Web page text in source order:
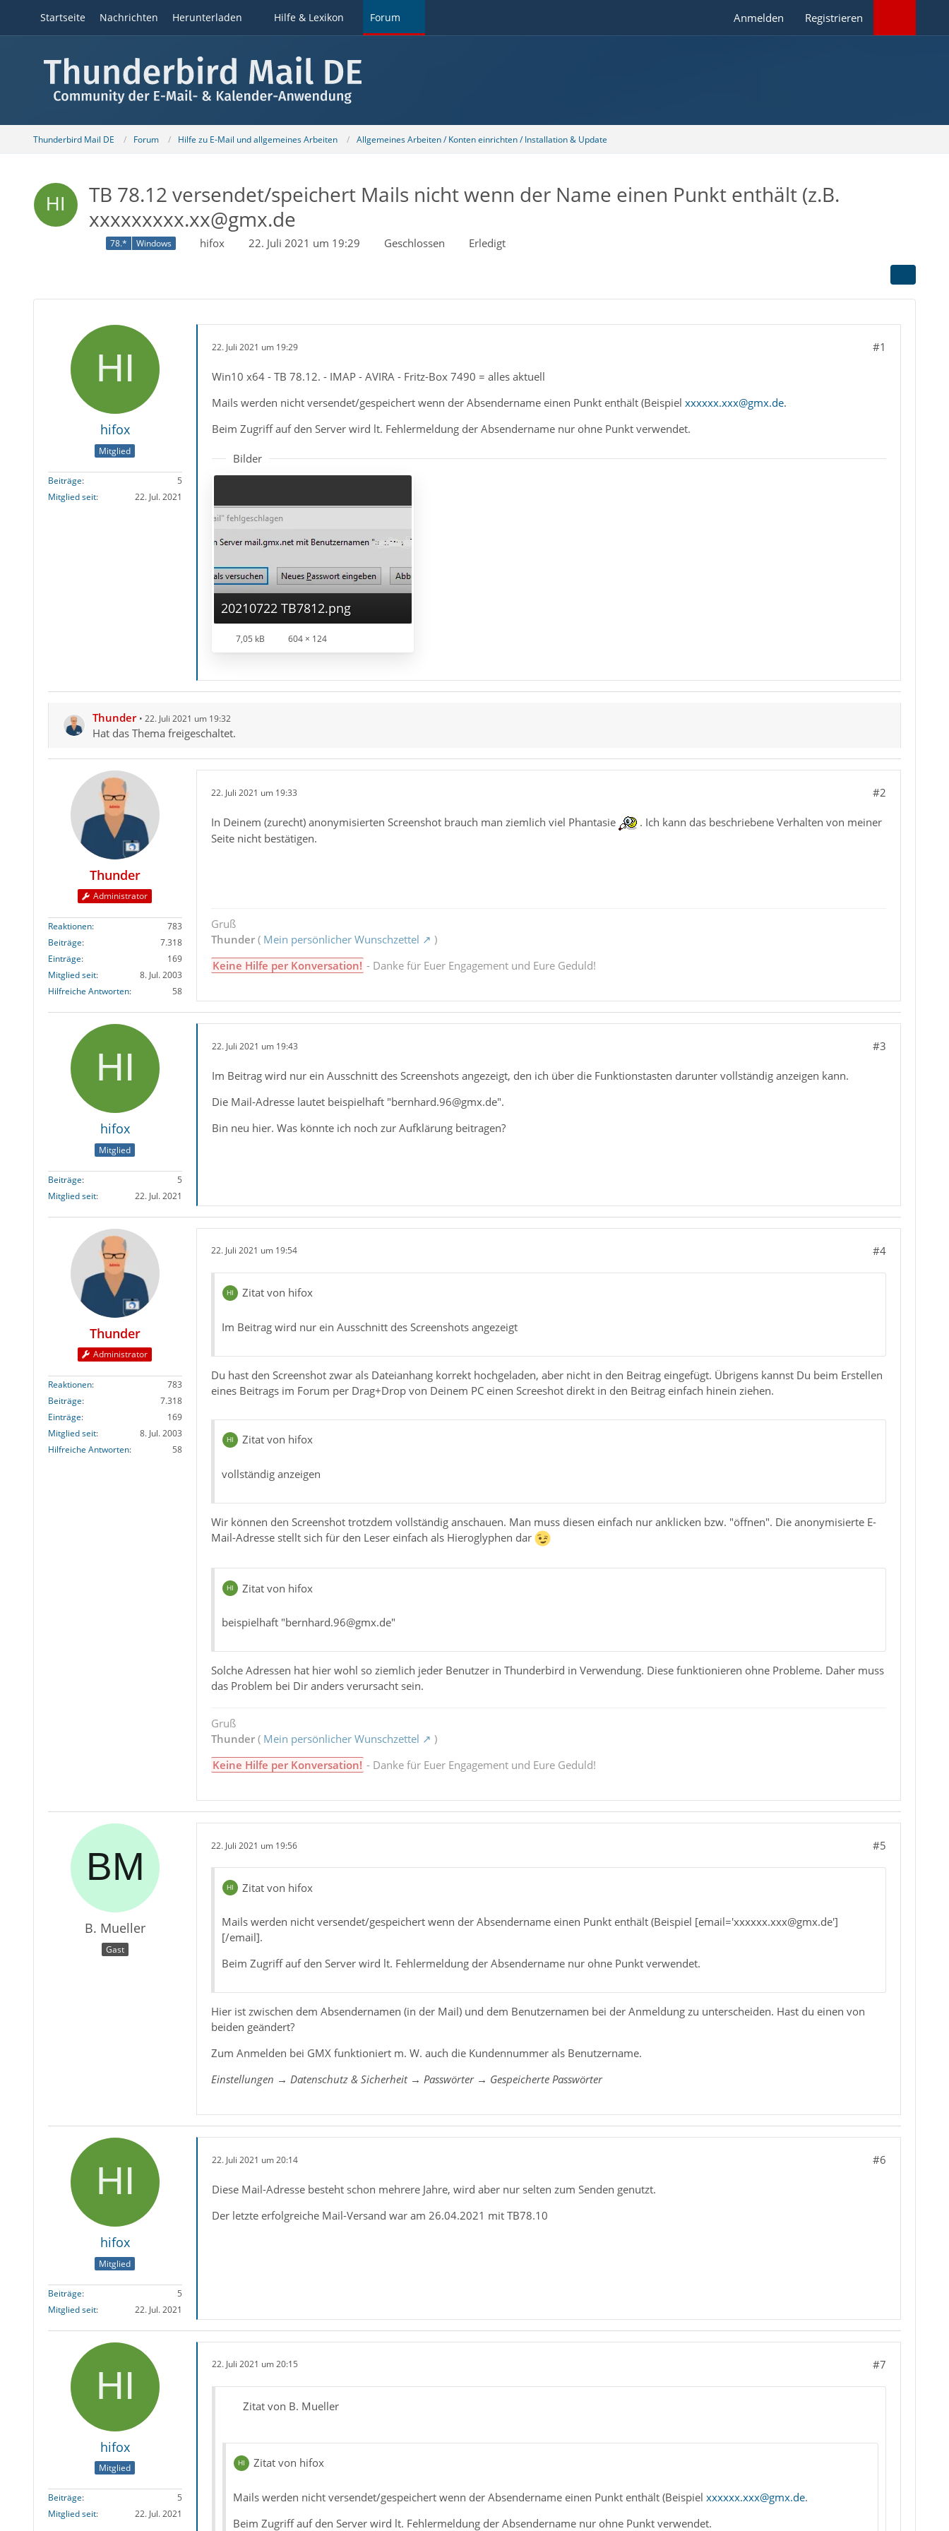
Startseite Nachrichten Herunterladen Hilfe & Lexikon Forum Anmelden Registrieren
Thunderbird Mail DE Forum Hilfe zu E-Mail und allgemeines Arbeiten Allgemeines Arbeiten / Konten einrichten / Installation & Update
TB 78.12 versendet/speichert Mails nicht wenn der Name einen Punkt enthält (z.B.
xxxxxxxxx.xx@gmx.de
78.* Windows hifox 22. Juli 2021 um 19:29 Geschlossen Erledigt
hifox
Mitglied
Beiträge
5
Mitglied seit
22. Jul. 2021
22. Juli 2021 um 19:29 #1
Win10 x64 - TB 78.12. - IMAP - AVIRA - Fritz-Box 7490 = alles aktuell
Mails werden nicht versendet/gespeichert wenn der Absendername einen Punkt enthält (Beispiel xxxxxx.xxx@gmx.de.
Beim Zugriff auf den Server wird lt. Fehlermeldung der Absendername nur ohne Punkt verwendet.
Bilder
20210722 TB7812.png
7,05 kB 604 × 124
Thunder 22. Juli 2021 um 19:32
Hat das Thema freigeschaltet.
Thunder
Administrator
Reaktionen
783
Beiträge
7.318
Einträge
169
Mitglied seit
8. Jul. 2003
Hilfreiche Antworten
58
22. Juli 2021 um 19:33 #2
In Deinem (zurecht) anonymisierten Screenshot brauch man ziemlich viel Phantasie
. Ich kann das beschriebene Verhalten von meiner
Seite nicht bestätigen.
Gruß
Thunder( Mein persönlicher Wunschzettel
)
Keine Hilfe per Konversation! - Danke für Euer Engagement und Eure Geduld!
hifox
Mitglied
Beiträge
5
Mitglied seit
22. Jul. 2021
22. Juli 2021 um 19:43 #3
Im Beitrag wird nur ein Ausschnitt des Screenshots angezeigt, den ich über die Funktionstasten darunter vollständig anzeigen kann.
Die Mail-Adresse lautet beispielhaft "bernhard.96@gmx.de".
Bin neu hier. Was könnte ich noch zur Aufklärung beitragen?
Thunder
Administrator
Reaktionen
783
Beiträge
7.318
Einträge
169
Mitglied seit
8. Jul. 2003
Hilfreiche Antworten
58
22. Juli 2021 um 19:54 #4
Zitat von hifox
Im Beitrag wird nur ein Ausschnitt des Screenshots angezeigt
Du hast den Screenshot zwar als Dateianhang korrekt hochgeladen, aber nicht in den Beitrag eingefügt. Übrigens kannst Du beim Erstellen
eines Beitrags im Forum per Drag+Drop von Deinem PC einen Screeshot direkt in den Beitrag einfach hinein ziehen.
Zitat von hifox
vollständig anzeigen
Wir können den Screenshot trotzdem vollständig anschauen. Man muss diesen einfach nur anklicken bzw. "öffnen". Die anonymisierte E-
Mail-Adresse stellt sich für den Leser einfach als Hieroglyphen dar
Zitat von hifox
beispielhaft "bernhard.96@gmx.de"
Solche Adressen hat hier wohl so ziemlich jeder Benutzer in Thunderbird in Verwendung. Diese funktionieren ohne Probleme. Daher muss
das Problem bei Dir anders verursacht sein.
Gruß
Thunder( Mein persönlicher Wunschzettel
)
Keine Hilfe per Konversation! - Danke für Euer Engagement und Eure Geduld!
B. Mueller
Gast
22. Juli 2021 um 19:56 #5
Zitat von hifox
Mails werden nicht versendet/gespeichert wenn der Absendername einen Punkt enthält (Beispiel [email='xxxxxx.xxx@gmx.de']
[/email].
Beim Zugriff auf den Server wird lt. Fehlermeldung der Absendername nur ohne Punkt verwendet.
Hier ist zwischen dem Absendernamen (in der Mail) und dem Benutzernamen bei der Anmeldung zu unterscheiden. Hast du einen von
beiden geändert?
Zum Anmelden bei GMX funktioniert m. W. auch die Kundennummer als Benutzername.
Einstellungen → Datenschutz & Sicherheit → Passwörter → Gespeicherte Passwörter
hifox
Mitglied
Beiträge
5
Mitglied seit
22. Jul. 2021
22. Juli 2021 um 20:14 #6
Diese Mail-Adresse besteht schon mehrere Jahre, wird aber nur selten zum Senden genutzt.
Der letzte erfolgreiche Mail-Versand war am 26.04.2021 mit TB78.10
hifox
Mitglied
Beiträge
5
Mitglied seit
22. Jul. 2021
22. Juli 2021 um 20:15 #7
Zitat von B. Mueller
Zitat von hifox
Mails werden nicht versendet/gespeichert wenn der Absendername einen Punkt enthält (Beispiel xxxxxx.xxx@gmx.de.
Beim Zugriff auf den Server wird lt. Fehlermeldung der Absendername nur ohne Punkt verwendet.